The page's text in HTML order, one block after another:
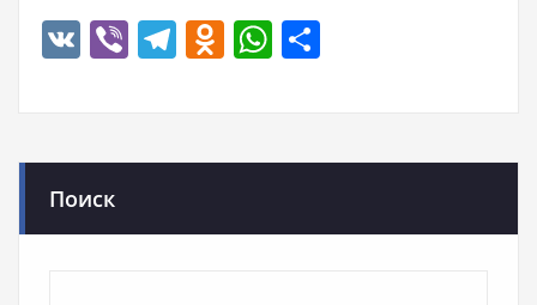
VK ViberTelegram
Odnoklassniki
WhatsApp
Поиск